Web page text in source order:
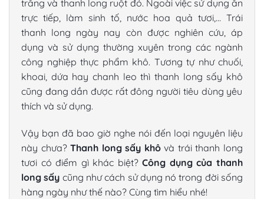
trắng và thanh long ruột đỏ. Ngoài việc sử dụng ăn
trực tiếp, làm sinh tố, nước hoa quả tươi,… Trái
thanh long ngày nay còn được nghiên cứu, áp
dụng và sử dụng thường xuyên trong các ngành
công nghiệp thực phẩm khô. Tương tự như chuối,
khoai, dứa hay chanh leo thì thanh long sấy khô
cũng đang dần được rất đông người tiêu dùng yêu
thích và sử dụng.
Vậy bạn đã bao giờ nghe nói đến loại nguyên liệu
này chưa?Thanh long sấy khôvà trái thanh long
tươi có điểm gì khác biệt?Công dụng của thanh
long sấy cũng như cách sử dụng nó trong đời sống
hàng ngày như thế nào? Cùng tìm hiểu nhé!